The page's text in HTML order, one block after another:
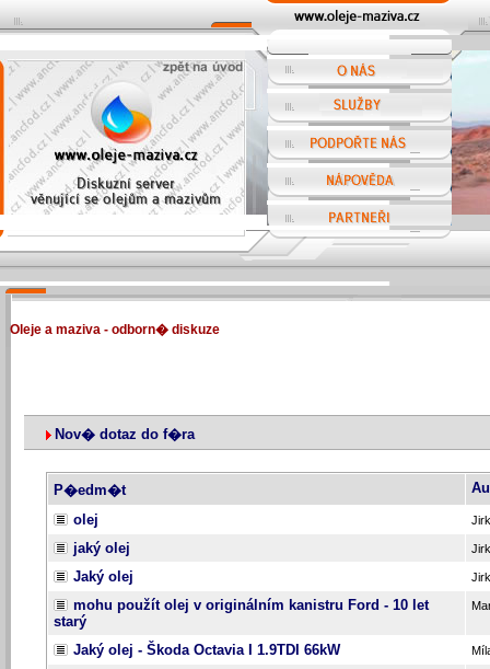
Oleje a maziva - odborn� diskuze
Nov� dotaz do f�ra
P�edm�t
olej
jaký olej
Jaký olej
mohu použít olej v originálním kanistru Ford - 10 let
starý
Jaký olej - Škoda Octavia I 1.9TDI 66kW